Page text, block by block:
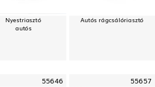
Nyestriasztó
autós
Autós rágcsálóriasztó
55646 55657